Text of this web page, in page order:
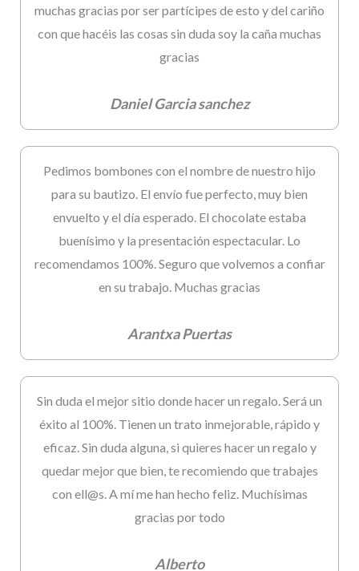
muchas gracias por ser partícipes de esto y del cariño
con que hacéis las cosas sin duda soy la caña muchas
gracias
Daniel Garcia sanchez
Pedimos bombones con el nombre de nuestro hijo
para su bautizo. El envío fue perfecto, muy bien
envuelto y el día esperado. El chocolate estaba
buenísimo y la presentación espectacular. Lo
recomendamos 100%. Seguro que volvemos a confiar
en su trabajo. Muchas gracias
Arantxa Puertas
Sin duda el mejor sitio donde hacer un regalo. Será un
éxito al 100%. Tienen un trato inmejorable, rápido y
eficaz. Sin duda alguna, si quieres hacer un regalo y
quedar mejor que bien, te recomiendo que trabajes
con ell@s. A mí me han hecho feliz. Muchísimas
gracias por todo
Alberto